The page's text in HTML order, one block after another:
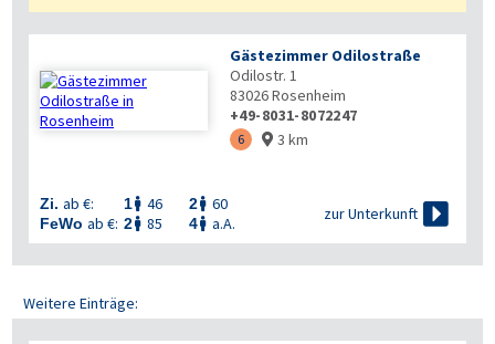
Gästezimmer Odilostraße
Odilostr. 1
83026Rosenheim
+49-8031-8072247
6  3 km
Zi. ab €: 1 46 2 60
FeWo ab €: 2 85 4 a.A.
zur Unterkunft 
Weitere Einträge: